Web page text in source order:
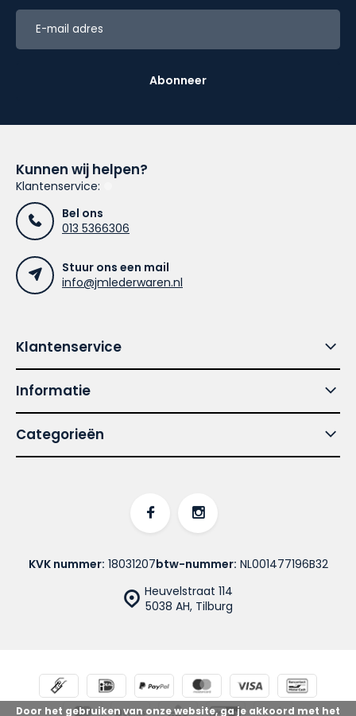
Abonneer
Kunnen wij helpen?
Klantenservice:
Bel ons
013 5366306
Stuur ons een mail
info@jmlederwaren.nl
Klantenservice
Informatie
Categorieën
Heuvelstraat 114
5038 AH, Tilburg
KVK nummer: 18031207btw-nummer: NL001477196B32
Door het gebruiken van onze website, ga je akkoord met het